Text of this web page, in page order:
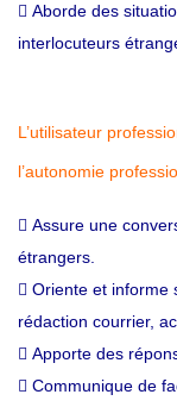
 Aborde des
interlocuteurs
L’utilisateur
l’autonomie
 Assure une
étrangers.
 Oriente et informe
rédaction courrier,
 Apporte des
 Communique de